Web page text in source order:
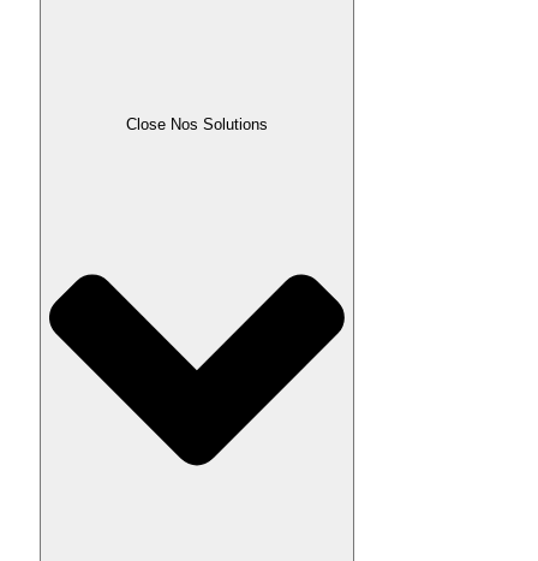
Close Nos Solutions